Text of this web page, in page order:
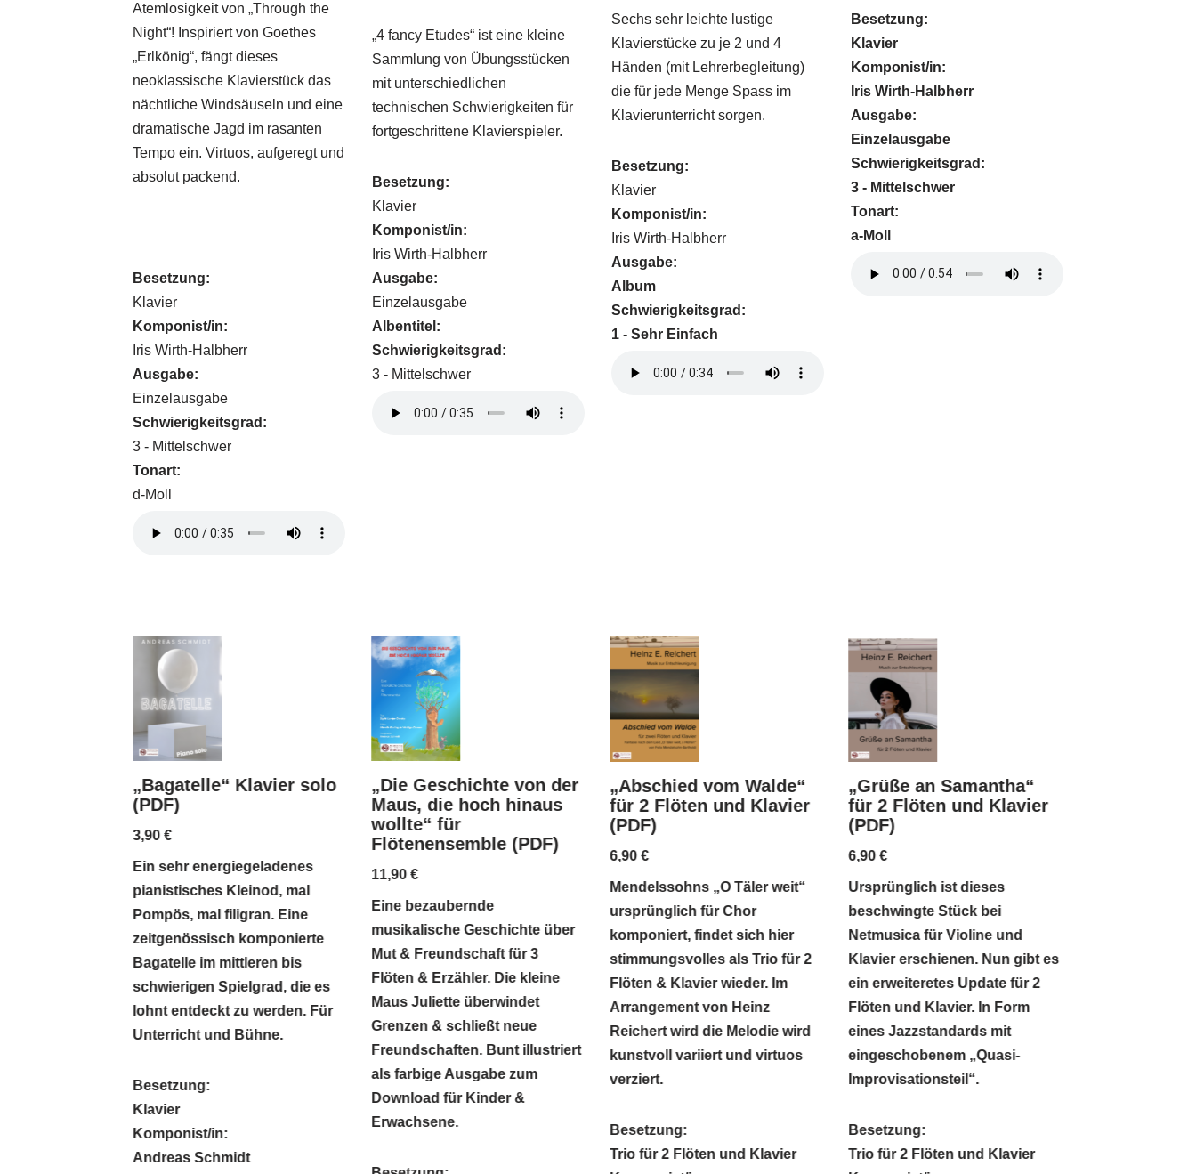
Atemlosigkeit von „Through the
Night“! Inspiriert von Goethes
„Erlkönig“, fängt dieses
neoklassische Klavierstück das
nächtliche Windsäuseln und eine
dramatische Jagd im rasanten
Tempo ein. Virtuos, aufgeregt und
absolut packend.
Besetzung:
Klavier
Komponist/in:
Iris Wirth-Halbherr
Ausgabe:
Einzelausgabe
Schwierigkeitsgrad:
3 - Mittelschwer
Tonart:
d-Moll
„4 fancy Etudes“ ist eine kleine
Sammlung von Übungsstücken
mit unterschiedlichen
technischen Schwierigkeiten für
fortgeschrittene Klavierspieler.
Besetzung:
Klavier
Komponist/in:
Iris Wirth-Halbherr
Ausgabe:
Einzelausgabe
Albentitel:
Schwierigkeitsgrad:
3 - Mittelschwer
Sechs sehr leichte lustige
Klavierstücke zu je 2 und 4
Händen (mit Lehrerbegleitung)
die für jede Menge Spass im
Klavierunterricht sorgen.
Besetzung:
Klavier
Komponist/in:
Iris Wirth-Halbherr
Ausgabe:
Album
Schwierigkeitsgrad:
1 - Sehr Einfach
Besetzung:
Klavier
Komponist/in:
Iris Wirth-Halbherr
Ausgabe:
Einzelausgabe
Schwierigkeitsgrad:
3 - Mittelschwer
Tonart:
a-Moll
„Bagatelle“ Klavier solo
(PDF)
3,90€
Ein sehr energiegeladenes
pianistisches Kleinod, mal
Pompös, mal filigran. Eine
zeitgenössisch komponierte
Bagatelle im mittleren bis
schwierigen Spielgrad, die es
lohnt entdeckt zu werden. Für
Unterricht und Bühne.
Besetzung:
Klavier
Komponist/in:
Andreas Schmidt
„Die Geschichte von der
Maus, die hoch hinaus
wollte“ für
Flötenensemble (PDF)
11,90€
Eine bezaubernde
musikalische Geschichte über
Mut & Freundschaft für 3
Flöten & Erzähler. Die kleine
Maus Juliette überwindet
Grenzen & schließt neue
Freundschaften. Bunt illustriert
als farbige Ausgabe zum
Download für Kinder &
Erwachsene.
„Abschied vom Walde“
für 2 Flöten und Klavier
(PDF)
6,90 €
Mendelssohns „O Täler weit“
ursprünglich für Chor
komponiert, findet sich hier
stimmungsvolles als Trio für 2
Flöten & Klavier wieder. Im
Arrangement von Heinz
Reichert wird die Melodie wird
kunstvoll variiert und virtuos
verziert.
Besetzung:
Trio für 2 Flöten und Klavier
„Grüße an Samantha“
für 2 Flöten und Klavier
(PDF)
6,90 €
Ursprünglich ist dieses
beschwingte Stück bei
Netmusica für Violine und
Klavier erschienen. Nun gibt es
ein erweiteretes Update für 2
Flöten und Klavier. In Form
eines Jazzstandards mit
eingeschobenem „Quasi-
Improvisationsteil“.
Besetzung:
Trio für 2 Flöten und Klavier